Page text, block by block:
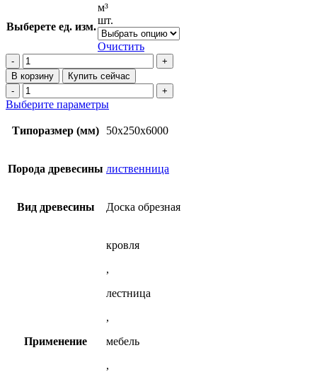
920₽
–
38
000₽
Выберете ед. изм.
м³
шт.
Очистить
Количество
товара
Обрезная
сухая
доска
мм
В корзину Купить сейчас
Количество
товара
Обрезная
сухая
доска
мм
из
Выберите параметрыЭтот
имеет
Опции
на
Типоразмер (мм) 50х250х6000
Порода древесины лиственница
Вид древесины Доска обрезная
Применение
кровля
,
лестница
,
мебель
,